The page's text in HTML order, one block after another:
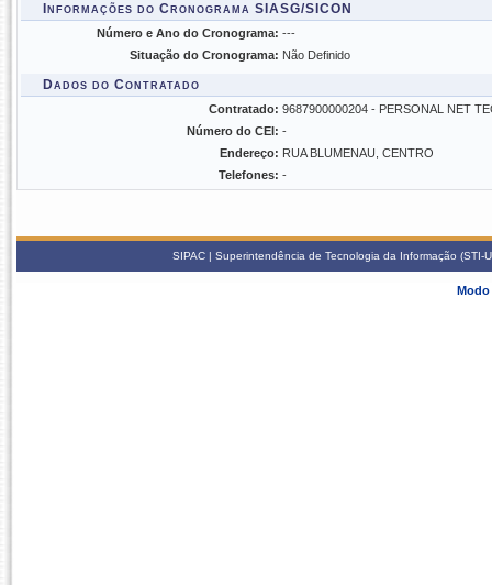
Informações do Cronograma SIASG/SICON
Número e Ano do Cronograma: ---
Situação do Cronograma: Não Definido
Dados do Contratado
Contratado: 9687900000204 - PERSONAL NET
Número do CEI: -
Endereço: RUA BLUMENAU, CENTRO
Telefones: -
SIPAC | Superintendência de Tecnologia da Informação
Modo